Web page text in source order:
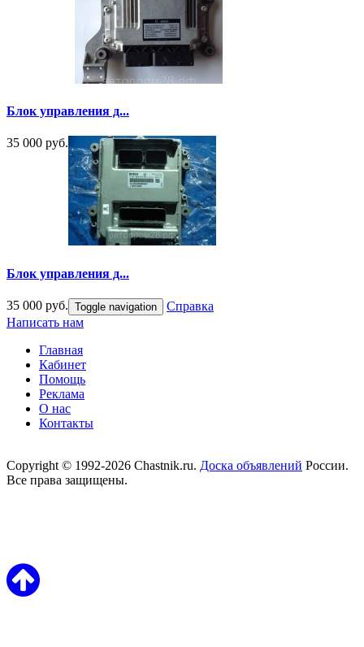
Блок управления д...
35 000 руб.
Блок управления д...
35 000 руб. Toggle navigation
Справка
Написать нам
Главная
Кабинет
Помощь
Реклама
О нас
Контакты
Copyright © 1992-2026 Chastnik.ru. Доска объявлений России.
Все права защищены.